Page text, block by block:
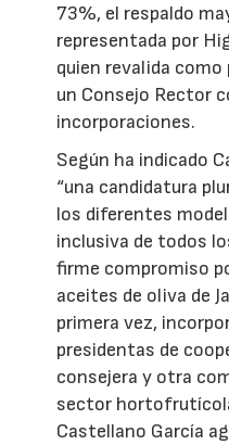
73%, el respaldo
representada por
quien revalida
un Consejo Rector
incorporaciones.
Según ha indicado
“una candidatura
los diferentes
inclusiva de todos
firme compromiso
aceites de oliva de
primera vez,
presidentas de
consejera y otra
sector
Castellano García